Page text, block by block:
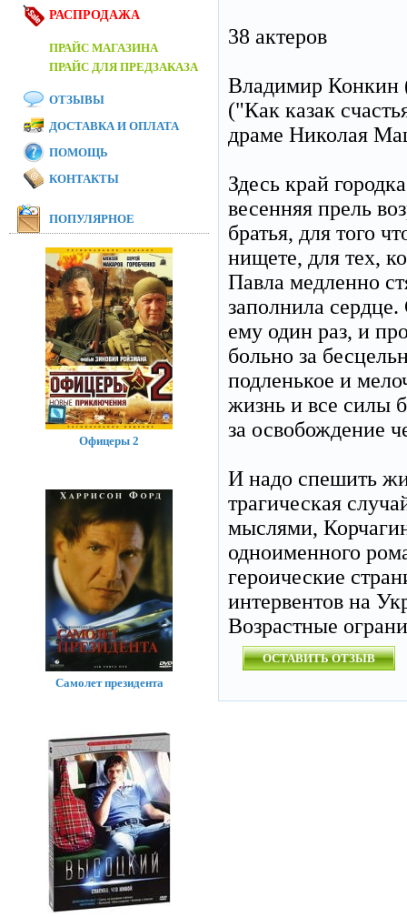
38 актеров
Владимир Конкин
("Как казак
драме Николая
Здесь край
весенняя прель
братья, для того
нищете, для тех,
Павла медленно
заполнила
ему один раз, и
больно за
подленькое и
жизнь и все силы
за освобождение
И надо спешить
трагическая
мыслями,
одноименного
героические
интервентов на
Возрастные
ОСТАВИТЬ ОТЗЫВ
РАСПРОДАЖА
ПРАЙС МАГАЗИНА
ПРАЙС ДЛЯ ПРЕДЗАКАЗА
ОТЗЫВЫ
ДОСТАВКА И ОПЛАТА
ПОМОЩЬ
КОНТАКТЫ
ПОПУЛЯРНОЕ
Офицеры 2
Самолет президента